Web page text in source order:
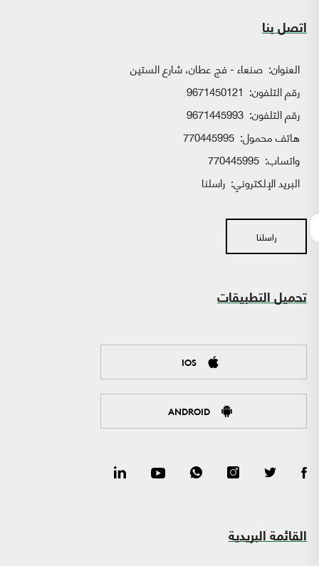
اتصل بنا
العنوان: صنعاء - فج عطان، شارع الستين
رقم التلفون: 9671450121
رقم التلفون: 9671445993
هاتف محمول: 770445995
واتساب:
البريد الإلكتروني: راسلنا
راسلنا
تحميل التطبيقات
IOS
ANDROID
القائمة البريدية